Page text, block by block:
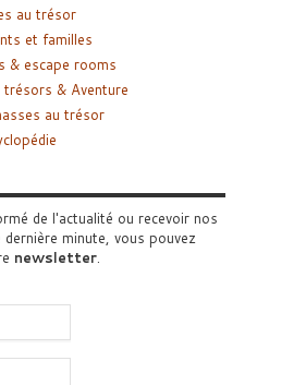
au trésor
et familles
& escape rooms
trésors & Aventure
au trésor
de l'actualité ou recevoir nos
minute, vous pouvez
newsletter.